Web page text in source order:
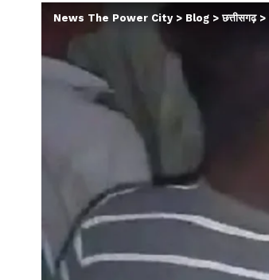
News The Power City> Blog >छत्तीसगढ़>